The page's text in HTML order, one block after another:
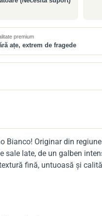
premium
ațe, extrem de fragede
Originar din
late, de un galben
fină, untuoasă și